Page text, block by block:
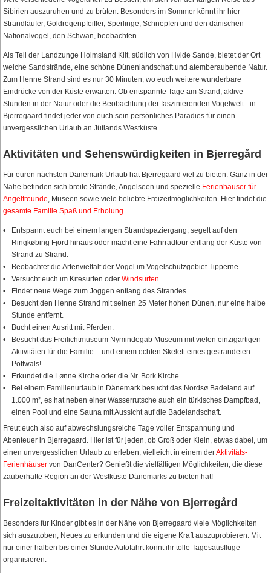
Sibirien auszuruhen und zu brüten. Besonders im Sommer könnt ihr hier
Strandläufer, Goldregenpfeiffer, Sperlinge, Schnepfen und den dänischen
Nationalvogel, den Schwan, beobachten.
Als Teil der Landzunge Holmsland Klit, südlich von Hvide Sande, bietet der Ort
weiche Sandstrände, eine schöne Dünenlandschaft und atemberaubende Natur.
Zum Henne Strand sind es nur 30 Minuten, wo euch weitere wunderbare
Eindrücke von der Küste erwarten. Ob entspannte Tage am Strand, aktive
Stunden in der Natur oder die Beobachtung der faszinierenden Vogelwelt - in
Bjerregaard findet jeder von euch sein persönliches Paradies für einen
unvergesslichen Urlaub an Jütlands Westküste.
Aktivitäten und Sehenswürdigkeiten in Bjerregård
Für euren nächsten Dänemark Urlaub hat Bjerregaard viel zu bieten. Ganz in der
Nähe befinden sich breite Strände, Angelseen und spezielle Ferienhäuser für
Angelfreunde , Museen sowie viele beliebte Freizeitmöglichkeiten. Hier findet die
gesamte Familie Spaß und Erholung
Entspannt euch bei einem langen Strandspaziergang, segelt auf den
Ringkøbing Fjord hinaus oder macht eine Fahrradtour entlang der Küste von
Strand zu Strand.
Beobachtet die Artenvielfalt der Vögel im Vogelschutzgebiet Tipperne.
Versucht euch im Kitesurfen oderWindsurfen
Findet neue Wege zum Joggen entlang des Strandes.
Besucht den Henne Strand mit seinen 25 Meter hohen Dünen, nur eine halbe
Stunde entfernt.
Bucht einen Ausritt mit Pferden.
Besucht das Freilichtmuseum Nymindegab Museum mit vielen einzigartigen
Aktivitäten für die Familie – und einem echten Skelett eines gestrandeten
Pottwals!
Erkundet die Lønne Kirche oder die Nr. Bork Kirche.
Bei einem Familienurlaub in Dänemark besucht das Nordsø Badeland auf
1.000 m², es hat neben einer Wasserrutsche auch ein türkisches Dampfbad,
einen Pool und eine Sauna mit Aussicht auf die Badelandschaft.
Freut euch also auf abwechslungsreiche Tage voller Entspannung und
Abenteuer in Bjerregaard. Hier ist für jeden, ob Groß oder Klein, etwas dabei, um
einen unvergesslichen Urlaub zu erleben, vielleicht in einem derAktivitäts-
Ferienhäuser von DanCenter? Genießt die vielfältigen Möglichkeiten, die diese
zauberhafte Region an der Westküste Dänemarks zu bieten hat!
Freizeitaktivitäten in der Nähe von Bjerregård
Besonders für Kinder gibt es in der Nähe von Bjerregaard viele Möglichkeiten
sich auszutoben, Neues zu erkunden und die eigene Kraft auszuprobieren. Mit
nur einer halben bis einer Stunde Autofahrt könnt ihr tolle Tagesausflüge
organisieren.